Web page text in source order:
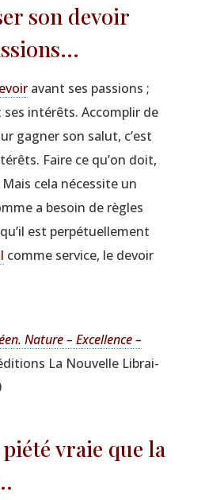
son devoir
avant ses pas­sions ;
ses inté­rêts. Accom­plir de
gagner son salut, c’est
Faire ce qu’on doit,
cela néces­site un
a besoin de règles
est per­pé­tuel­le­ment
comme ser­vice, le devoir
Nature – Excel­lence –
La Nou­velle Librai­
piété vraie que la